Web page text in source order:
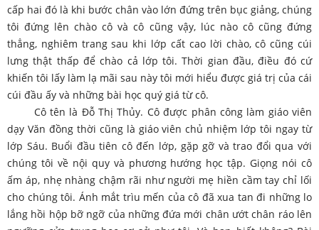
cấp hai đó là khi bước chân vào lớn đứng trên bục giảng, chúng
tôi đứng lên chào cô và cô cũng vậy, lúc nào cô cũng đứng
thẳng, nghiêm trang sau khi lớp cất cao lời chào, cô cũng cúi
lưng thật thấp để chào cả lớp tôi. Thời gian đầu, điều đó cứ
khiến tôi lấy làm lạ mãi sau này tôi mới hiểu được giá trị của cái
cúi đầu ấy và những bài học quý giá từ cô.
Cô tên là Đỗ Thị Thủy. Cô được phân công làm giáo viên
dạy Văn đồng thời cũng là giáo viên chủ nhiệm lớp tôi ngay từ
lớp Sáu. Buổi đầu tiên cô đến lớp, gặp gỡ và trao đổi qua với
chúng tôi về nội quy và phương hướng học tập. Giọng nói cô
ấm áp, nhẹ nhàng chậm rãi như người mẹ hiền cầm tay chỉ lối
cho chúng tôi. Ánh mắt trìu mến của cô đã xua tan đi những lo
lắng hồi hộp bỡ ngỡ của những đứa mới chân ướt chân ráo lên